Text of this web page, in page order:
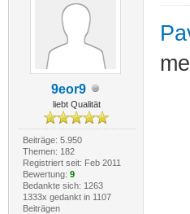
9eor9
liebt Qualität
Beiträge: 5.950
Themen: 182
Registriert seit: Feb 2011
Bewertung: 9
Bedankte sich: 1263
1333x gedankt in 1107
Beiträgen